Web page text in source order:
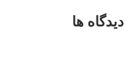
دیدگاه ها